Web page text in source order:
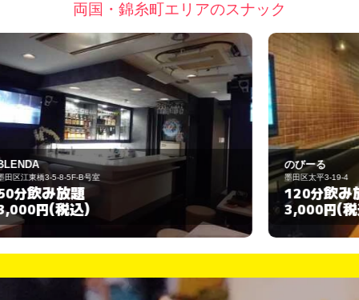
両国・錦糸町エリアのスナック
のびーる
墨田区太平3-19-4
120分
3,000円 (税込)